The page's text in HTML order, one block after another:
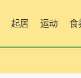
起居 运动 食